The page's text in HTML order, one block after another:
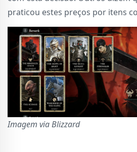
praticou estes preços por itens
Imagem via Blizzard